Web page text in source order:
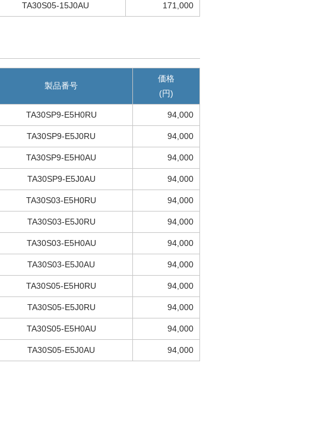
TA30S05-15J0AU 171,000
製品番号
価格
(円)
TA30SP9-E5H0RU 94,000
TA30SP9-E5J0RU 94,000
TA30SP9-E5H0AU 94,000
TA30SP9-E5J0AU 94,000
TA30S03-E5H0RU 94,000
TA30S03-E5J0RU 94,000
TA30S03-E5H0AU 94,000
TA30S03-E5J0AU 94,000
TA30S05-E5H0RU 94,000
TA30S05-E5J0RU 94,000
TA30S05-E5H0AU 94,000
TA30S05-E5J0AU 94,000